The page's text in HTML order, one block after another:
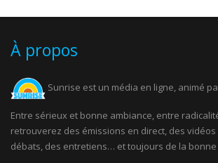
À propos
Sunrise est un média en ligne, animé
Entre sérieux et bonne ambiance, entre
retrouverez des émissions en direct, des
débats, des entretiens… et toujours de la bonne